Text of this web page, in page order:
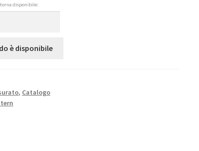
disponibile:
è disponibile
, Catalogo